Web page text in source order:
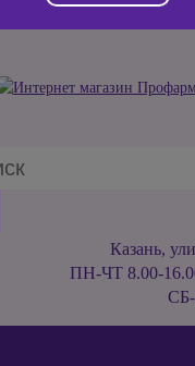
Казань,
ПН-ЧТ 8.00-